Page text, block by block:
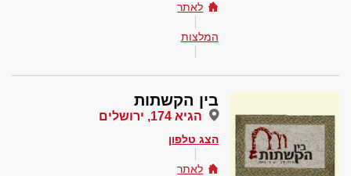
לאתר
המלצות
בין הקשתות
הגיא 174, ירושלים
הצג טלפון
לאתר